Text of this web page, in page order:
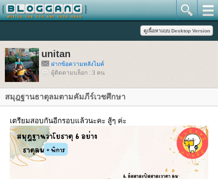
unitan
ฝากข้อความหลังไมค์
ผู้ติดตามบล็อก : 3 คน
สมุฎฐานธาตุลมตามคัมภีร์เวชศึกษา
เตรียมสอบกันอีกรอบแล้วนะคะ สู้ๆ ค่ะ